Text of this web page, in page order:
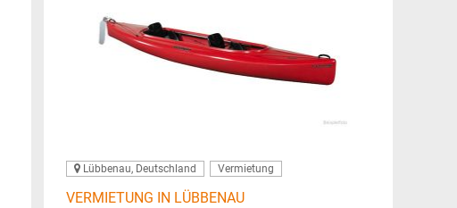
Lübbenau, Deutschland Vermietung
VERMIETUNG IN LÜBBENAU